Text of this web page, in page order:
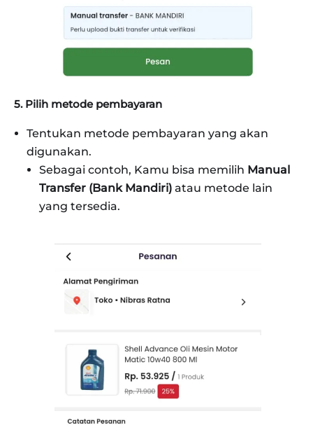
5. Pilih metode pembayaran
Tentukan metode pembayaran yang akan
digunakan.
Sebagai contoh, Kamu bisa memilih Manual
Transfer (Bank Mandiri) atau metode lain
yang tersedia.